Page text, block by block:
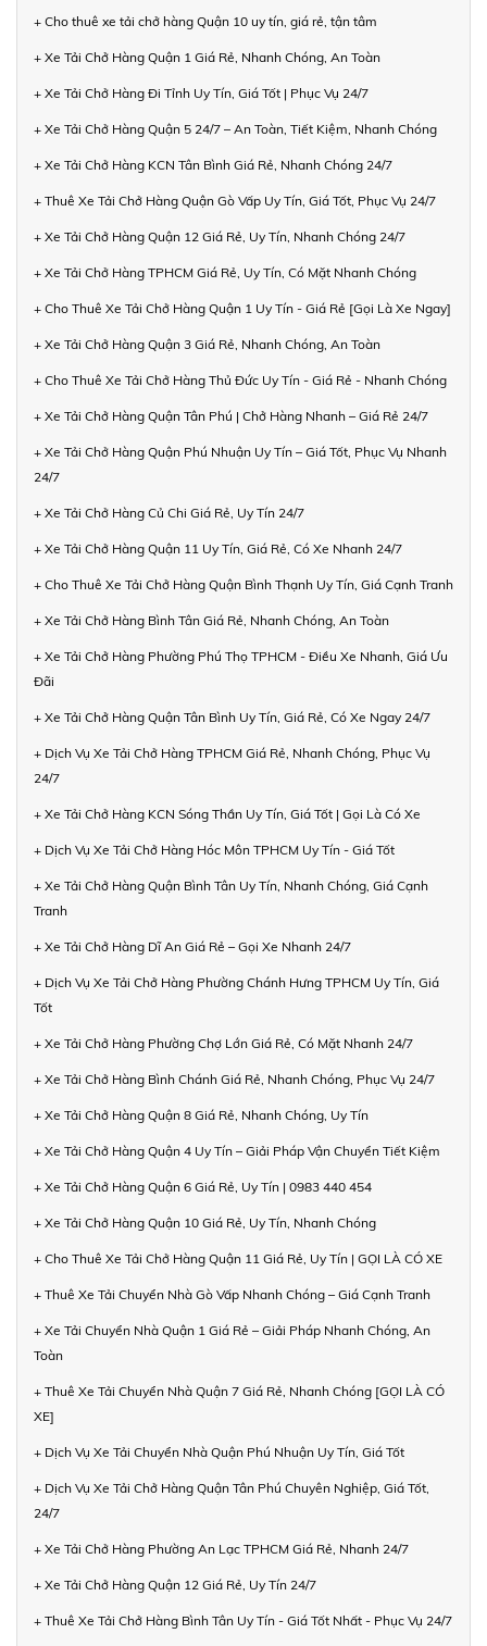
+ Cho thuê xe tải chở hàng Quận 10 uy tín, giá rẻ, tận tâm
+ Xe Tải Chở Hàng Quận 1 Giá Rẻ, Nhanh Chóng, An Toàn
+ Xe Tải Chở Hàng Đi Tỉnh Uy Tín, Giá Tốt | Phục Vụ 24/7
+ Xe Tải Chở Hàng Quận 5 24/7 – An Toàn, Tiết Kiệm, Nhanh Chóng
+ Xe Tải Chở Hàng KCN Tân Bình Giá Rẻ, Nhanh Chóng 24/7
+ Thuê Xe Tải Chở Hàng Quận Gò Vấp Uy Tín, Giá Tốt, Phục Vụ 24/7
+ Xe Tải Chở Hàng Quận 12 Giá Rẻ, Uy Tín, Nhanh Chóng 24/7
+ Xe Tải Chở Hàng TPHCM Giá Rẻ, Uy Tín, Có Mặt Nhanh Chóng
+ Cho Thuê Xe Tải Chở Hàng Quận 1 Uy Tín - Giá Rẻ [Gọi Là Xe Ngay]
+ Xe Tải Chở Hàng Quận 3 Giá Rẻ, Nhanh Chóng, An Toàn
+ Cho Thuê Xe Tải Chở Hàng Thủ Đức Uy Tín - Giá Rẻ - Nhanh Chóng
+ Xe Tải Chở Hàng Quận Tân Phú | Chở Hàng Nhanh – Giá Rẻ 24/7
+ Xe Tải Chở Hàng Quận Phú Nhuận Uy Tín – Giá Tốt, Phục Vụ Nhanh
24/7
+ Xe Tải Chở Hàng Củ Chi Giá Rẻ, Uy Tín 24/7
+ Xe Tải Chở Hàng Quận 11 Uy Tín, Giá Rẻ, Có Xe Nhanh 24/7
+ Cho Thuê Xe Tải Chở Hàng Quận Bình Thạnh Uy Tín, Giá Cạnh Tranh
+ Xe Tải Chở Hàng Bình Tân Giá Rẻ, Nhanh Chóng, An Toàn
+ Xe Tải Chở Hàng Phường Phú Thọ TPHCM - Điều Xe Nhanh, Giá Ưu
Đãi
+ Xe Tải Chở Hàng Quận Tân Bình Uy Tín, Giá Rẻ, Có Xe Ngay 24/7
+ Dịch Vụ Xe Tải Chở Hàng TPHCM Giá Rẻ, Nhanh Chóng, Phục Vụ
24/7
+ Xe Tải Chở Hàng KCN Sóng Thần Uy Tín, Giá Tốt | Gọi Là Có Xe
+ Dịch Vụ Xe Tải Chở Hàng Hóc Môn TPHCM Uy Tín - Giá Tốt
+ Xe Tải Chở Hàng Quận Bình Tân Uy Tín, Nhanh Chóng, Giá Cạnh
Tranh
+ Xe Tải Chở Hàng Dĩ An Giá Rẻ – Gọi Xe Nhanh 24/7
+ Dịch Vụ Xe Tải Chở Hàng Phường Chánh Hưng TPHCM Uy Tín, Giá
Tốt
+ Xe Tải Chở Hàng Phường Chợ Lớn Giá Rẻ, Có Mặt Nhanh 24/7
+ Xe Tải Chở Hàng Bình Chánh Giá Rẻ, Nhanh Chóng, Phục Vụ 24/7
+ Xe Tải Chở Hàng Quận 8 Giá Rẻ, Nhanh Chóng, Uy Tín
+ Xe Tải Chở Hàng Quận 4 Uy Tín – Giải Pháp Vận Chuyển Tiết Kiệm
+ Xe Tải Chở Hàng Quận 6 Giá Rẻ, Uy Tín | 0983 440 454
+ Xe Tải Chở Hàng Quận 10 Giá Rẻ, Uy Tín, Nhanh Chóng
+ Cho Thuê Xe Tải Chở Hàng Quận 11 Giá Rẻ, Uy Tín | GỌI LÀ CÓ XE
+ Thuê Xe Tải Chuyển Nhà Gò Vấp Nhanh Chóng – Giá Cạnh Tranh
+ Xe Tải Chuyển Nhà Quận 1 Giá Rẻ – Giải Pháp Nhanh Chóng, An
Toàn
+ Thuê Xe Tải Chuyển Nhà Quận 7 Giá Rẻ, Nhanh Chóng [GỌI LÀ CÓ
XE]
+ Dịch Vụ Xe Tải Chuyển Nhà Quận Phú Nhuận Uy Tín, Giá Tốt
+ Dịch Vụ Xe Tải Chở Hàng Quận Tân Phú Chuyên Nghiệp, Giá Tốt,
24/7
+ Xe Tải Chở Hàng Phường An Lạc TPHCM Giá Rẻ, Nhanh 24/7
+ Xe Tải Chở Hàng Quận 12 Giá Rẻ, Uy Tín 24/7
+ Thuê Xe Tải Chở Hàng Bình Tân Uy Tín - Giá Tốt Nhất - Phục Vụ 24/7